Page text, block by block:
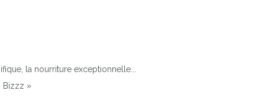
la nourriture exceptionnelle...
Bizzz »